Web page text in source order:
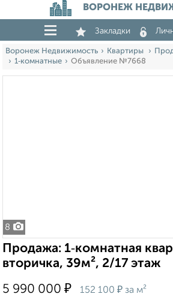
ВОРОНЕЖ
Закладки
Воронеж Недвижимость Квартиры
1‑комнатные
Объявление №7668
8
Продажа: 1‑комнатная
вторичка, 39м², 2/17 этаж
5 990 000 ₽ 152 100 ₽ за м²